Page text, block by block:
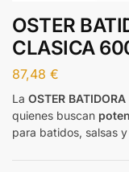
OSTER
CLASICA
87,48 €
La OSTER
quienes buscan
para batidos, salsas y